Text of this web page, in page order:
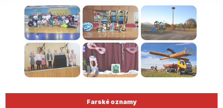
Farské oznamy